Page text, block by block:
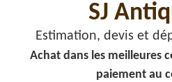
SJ
Estimation, devis et
Achat dans les meilleures
paiement au